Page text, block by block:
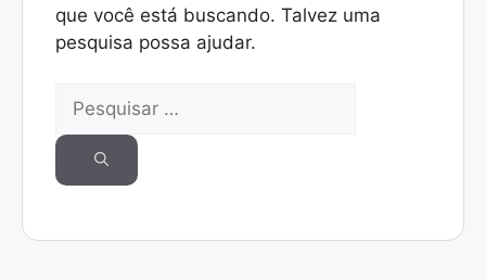
que você está buscando. Talvez uma
pesquisa possa ajudar.
Pesquisar